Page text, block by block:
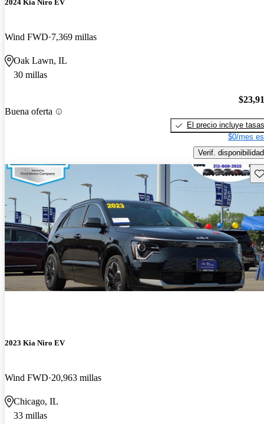
2024 Kia Niro EV
Wind FWD 7,369 millas
Oak Lawn, IL
30 millas
Buena oferta
El precio incluye tasas
$0/mes
Verif. disponibilidad
2023 Kia Niro EV
Wind FWD 20,963 millas
Chicago, IL
33 millas